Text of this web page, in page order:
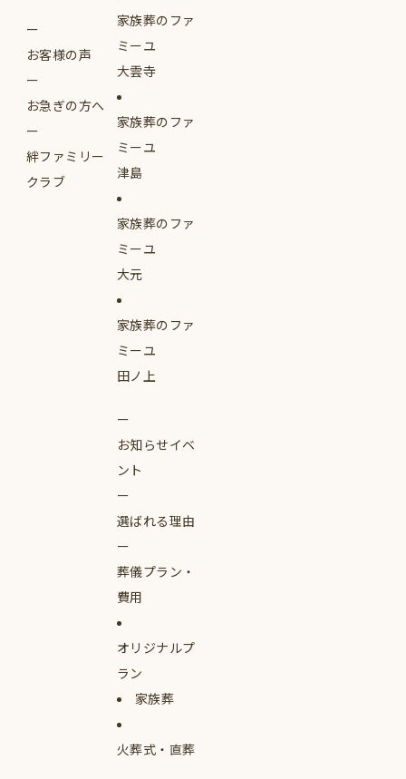
お客様の声
お急ぎの方へ
絆ファミリー
クラブ
家族葬のファ
ミーユ
大雲寺
家族葬のファ
ミーユ
津島
家族葬のファ
ミーユ
大元
家族葬のファ
ミーユ
田ノ上
お知らせイベ
ント
選ばれる理由
葬儀プラン・
費用
オリジナルプ
ラン
家族葬
火葬式・直葬